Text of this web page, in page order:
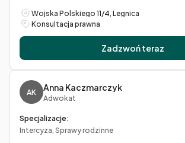
Wojska Polskiego 11/4, Legnica
Konsultacja prawna
Zadzwoń teraz
AK Anna Kaczmarczyk
Adwokat
Specjalizacje:
Intercyza, Sprawy rodzinne